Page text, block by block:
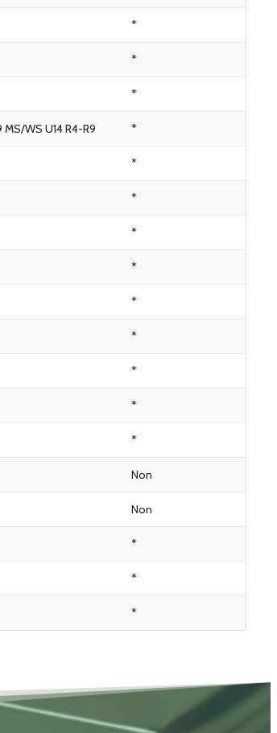
*
*
*
WS U14 R4-R9 *
*
*
*
*
*
*
*
*
*
Non
Non
*
*
*